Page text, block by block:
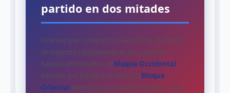
partido en dos mitades
Una vez que comenzó la Guerra Fría, el mundo
se organizó rápidamente en dos grandes
bandos enfrentados: el Bloque Occidental
liderado por Estados Unidos y el Bloque
Oriental liderado por la Unión Soviética. Cada